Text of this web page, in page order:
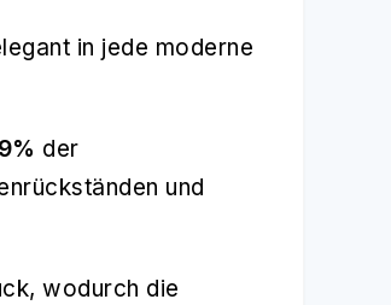
in jede moderne
der
und
wodurch die